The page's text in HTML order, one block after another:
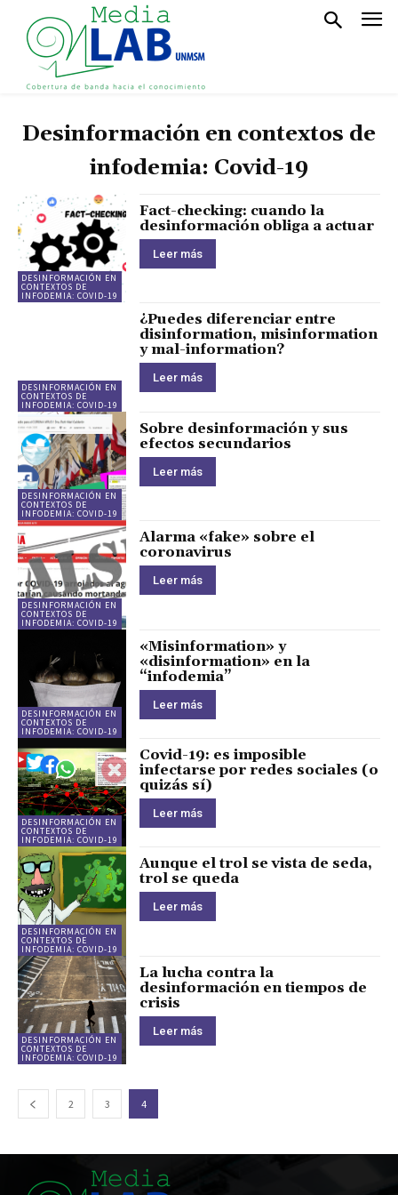
Desinformación en contextos de
infodemia: Covid-19
DESINFORMACIÓN EN
CONTEXTOS DE
INFODEMIA: COVID-19
Fact-checking: cuando la
desinformación obliga a actuar
Leer más
DESINFORMACIÓN EN
CONTEXTOS DE
INFODEMIA: COVID-19
¿Puedes diferenciar entre
disinformation, misinformation
y mal-information?
Leer más
DESINFORMACIÓN EN
CONTEXTOS DE
INFODEMIA: COVID-19
Sobre desinformación y sus
efectos secundarios
Leer más
DESINFORMACIÓN EN
CONTEXTOS DE
INFODEMIA: COVID-19
Alarma «fake» sobre el
coronavirus
Leer más
DESINFORMACIÓN EN
CONTEXTOS DE
INFODEMIA: COVID-19
«Misinformation» y
«disinformation» en la
“infodemia”
Leer más
DESINFORMACIÓN EN
CONTEXTOS DE
INFODEMIA: COVID-19
Covid-19: es imposible
infectarse por redes sociales (o
quizás sí)
Leer más
DESINFORMACIÓN EN
CONTEXTOS DE
INFODEMIA: COVID-19
Aunque el trol se vista de seda,
trol se queda
Leer más
DESINFORMACIÓN EN
CONTEXTOS DE
INFODEMIA: COVID-19
La lucha contra la
desinformación en tiempos de
crisis
Leer más
2 3 4